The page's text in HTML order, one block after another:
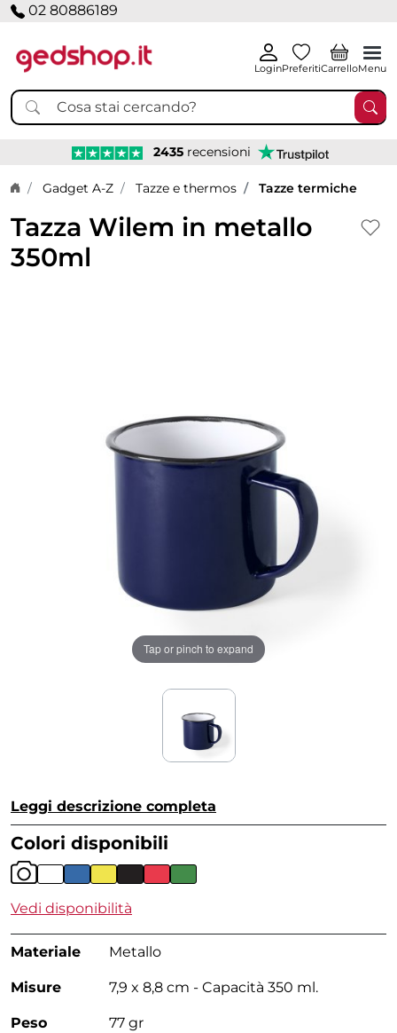
02 80886189
LoginPreferitiCarrelloMenu
2435 recensioni
Home page
Gadget A-Z Tazze e thermos Tazze termiche
Tazza Wilem in metallo
350ml
Tap or pinch to expand
Leggi descrizione completa
Colori disponibili
Vedi disponibilità
Materiale Metallo
Misure 7,9 x 8,8 cm - Capacità 350 ml.
Peso 77 gr